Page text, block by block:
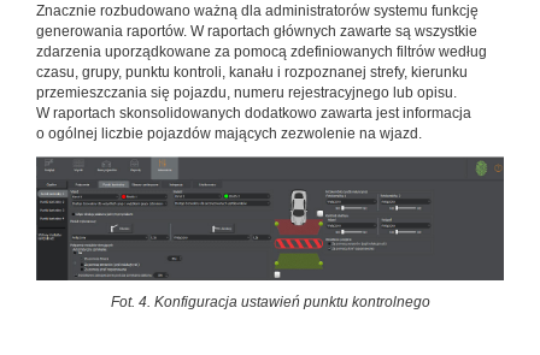
Znacznie rozbudowano ważną dla administratorów systemu funkcję
generowania raportów. W raportach głównych zawarte są wszystkie
zdarzenia uporządkowane za pomocą zdefiniowanych filtrów według
czasu, grupy, punktu kontroli, kanału i rozpoznanej strefy, kierunku
przemieszczania się pojazdu, numeru rejestracyjnego lub opisu.
W raportach skonsolidowanych dodatkowo zawarta jest informacja
o ogólnej liczbie pojazdów mających zezwolenie na wjazd.
Fot. 4. Konfiguracja ustawień punktu kontrolnego